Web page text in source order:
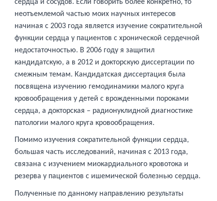
сердца и сосудов. Если говорить более конкретно, то
неотъемлемой частью моих научных интересов
начиная с 2003 года является изучение сократительной
функции сердца у пациентов с хронической сердечной
недостаточностью. В 2006 году я защитил
кандидатскую, а в 2012 и докторскую диссертации по
смежным темам. Кандидатская диссертация была
посвящена изучению гемодинамики малого круга
кровообращения у детей с врожденными пороками
сердца, а докторская – радионуклидной диагностике
патологии малого круга кровообращения.
Помимо изучения сократительной функции сердца,
большая часть исследований, начиная с 2013 года,
связана с изучением миокардиального кровотока и
резерва у пациентов с ишемической болезнью сердца.
Полученные по данному направлению результаты